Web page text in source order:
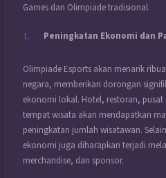
Games dan Olimpiade tradisional.
Peningkatan Ekonomi dan
Olimpiade Esports akan menarik
negara, memberikan dorongan
ekonomi lokal. Hotel, restoran,
tempat wisata akan mendapatkan
peningkatan jumlah wisatawan.
ekonomi juga diharapkan terjadi
merchandise, dan sponsor.